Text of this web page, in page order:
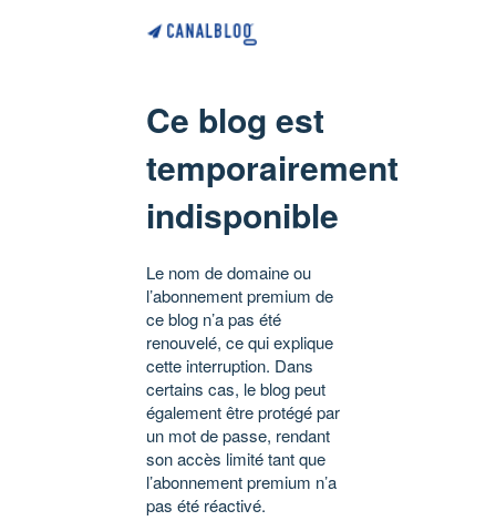
Ce blog est
temporairement
indisponible
Le nom de domaine ou
l’abonnement premium de
ce blog n’a pas été
renouvelé, ce qui explique
cette interruption. Dans
certains cas, le blog peut
également être protégé par
un mot de passe, rendant
son accès limité tant que
l’abonnement premium n’a
pas été réactivé.